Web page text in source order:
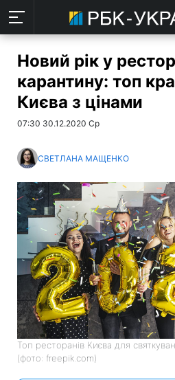
Новий рік у
карантину: топ
Києва з цінами
07:30 30.12.2020 Ср
СВЕТЛАНА МАЩЕНКО
Топ ресторанів Києва для
(фото: freepik.com)